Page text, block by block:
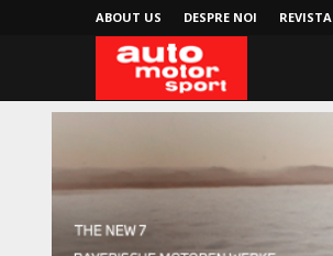
ABOUT US DESPRE NOI REVISTA